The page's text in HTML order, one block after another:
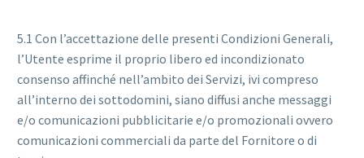
5.1 Con l’accettazione delle presenti Condizioni Generali,
l’Utente esprime il proprio libero ed incondizionato
consenso affinché nell’ambito dei Servizi, ivi compreso
all’interno dei sottodomini, siano diffusi anche messaggi
e/o comunicazioni pubblicitarie e/o promozionali ovvero
comunicazioni commerciali da parte del Fornitore o di